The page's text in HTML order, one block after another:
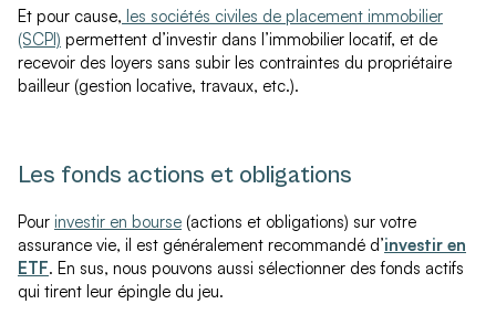
Et pour cause, les sociétés civiles de placement immobilier
(SCPI) permettent d’investir dans l’immobilier locatif, et de
recevoir des loyers sans subir les contraintes du propriétaire
bailleur (gestion locative, travaux, etc.).
Les fonds actions et obligations
Pour investir en bourse (actions et obligations) sur votre
assurance vie, il est généralement recommandé d’investir en
ETF. En sus, nous pouvons aussi sélectionner des fonds actifs
qui tirent leur épingle du jeu.